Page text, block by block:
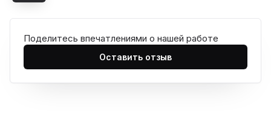
Поделитесь впечатлениями о нашей работе
Оставить отзыв